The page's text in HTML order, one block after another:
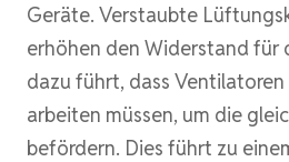
Geräte. Verstaubte
erhöhen den Widerstand für
dazu führt, dass
arbeiten müssen, um die
befördern. Dies führt zu